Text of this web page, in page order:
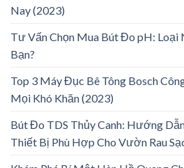
Nay (2023)
Tư Vấn Chọn Mua Bút Đo pH: Loại
Bạn?
Top 3 Máy Đục Bê Tông Bosch
Mọi Khó Khăn (2023)
Bút Đo TDS Thủy Canh: Hướng
Thiết Bị Phù Hợp Cho Vườn Rau